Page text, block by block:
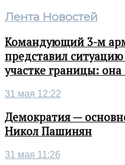
Лента Новостей
Командующий 3-м
представил
участке границы:
31 мая 12:22
Демократия —
Никол Пашинян
31 мая 11:26